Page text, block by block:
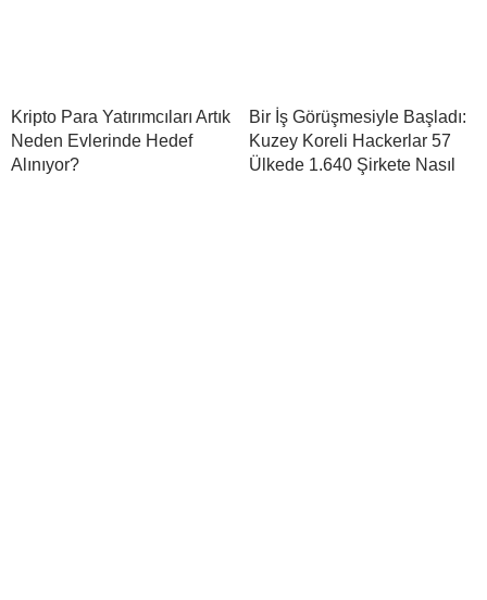
Kripto Para Yatırımcıları Artık
Neden Evlerinde Hedef
Alınıyor?
Bir İş Görüşmesiyle Başladı:
Kuzey Koreli Hackerlar 57
Ülkede 1.640 Şirkete Nasıl